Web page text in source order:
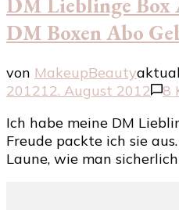
DM Boxen Abo
von MakeupBeauty
201212. August 2012 8
Ich habe meine DM
Freude packte ich sie
Laune, wie man